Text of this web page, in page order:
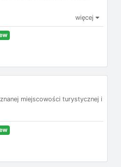
więcej
miejscowości turystycznej i